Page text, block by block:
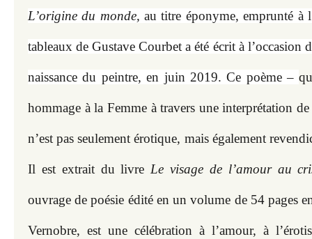
L’origine du monde, au titre éponyme, emprunté à
tableaux de Gustave Courbet a été écrit à l’occasion
naissance du peintre, en juin 2019. Ce poème –
hommage à la Femme à travers une interprétation
n’est pas seulement érotique, mais également
Il est extrait du livre Le visage de l’amour au
ouvrage de poésie édité en un volume de 54 pages
Vernobre, est une célébration à l’amour, à